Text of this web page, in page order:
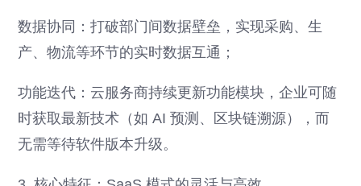
数据协同：打破部门间数据壁垒，实现采购、生
产、物流等环节的实时数据互通；
功能迭代：云服务商持续更新功能模块，企业可随
时获取最新技术（如 AI 预测、区块链溯源），而
无需等待软件版本升级。